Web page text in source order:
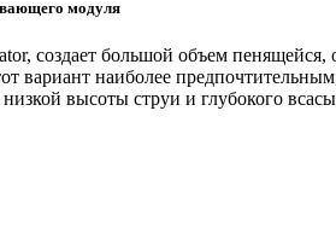
модуля
создает большой объем
вариант наиболее
низкой высоты струи и глубокого